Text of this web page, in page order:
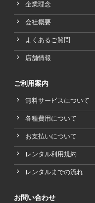
企業理念
会社概要
よくあるご質問
店舗情報
ご利用案内
無料サービスについて
各種費用について
お支払いについて
レンタル利用規約
レンタルまでの流れ
お問い合わせ